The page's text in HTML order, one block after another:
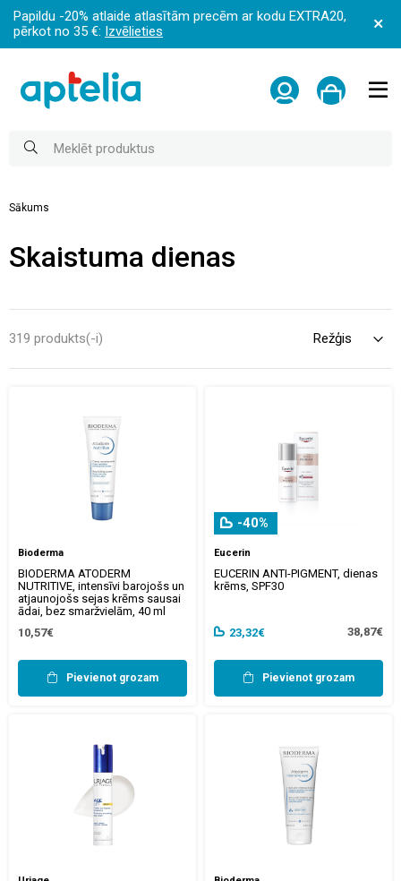
Papildu -20% atlaide atlasītām precēm ar kodu EXTRA20,
pērkot no 35 €: Izvēlieties
Sākums
Skaistuma dienas
319 produkts(-i)
Bioderma
BIODERMA ATODERM
NUTRITIVE, intensīvi barojošs un
atjaunojošs sejas krēms sausai
ādai, bez smaržvielām, 40 ml
10,57€
Pievienot grozam
-40%
Eucerin
EUCERIN ANTI-PIGMENT, dienas
krēms, SPF30
23,32€ 38,87€
Pievienot grozam